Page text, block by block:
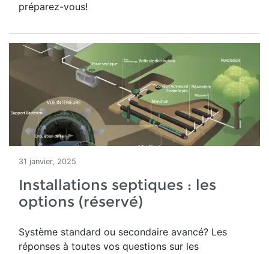
préparez-vous!
31 janvier, 2025
Installations septiques : les
options (réservé)
Système standard ou secondaire avancé? Les
réponses à toutes vos questions sur les